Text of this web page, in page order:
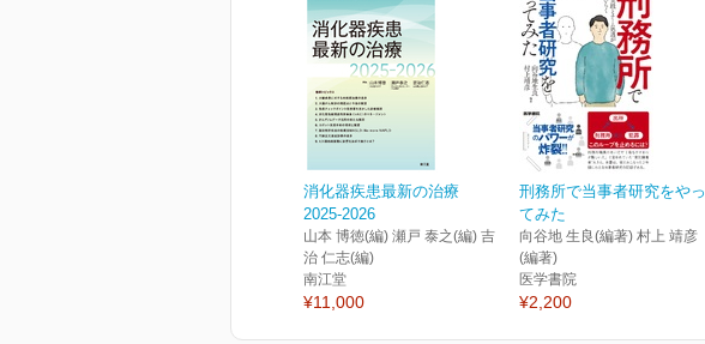
消化器疾患最新の治療
2025-2026
山本 博徳(編) 瀬戸 泰之(編) 吉
治 仁志(編)
南江堂
¥11,000
刑務所で当事者研究をやっ
てみた
向谷地 生良(編著) 村上 靖彦
(編著)
医学書院
¥2,200